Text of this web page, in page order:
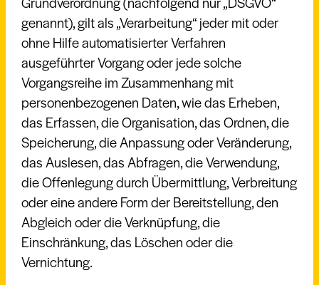
genannt), gilt als „Verarbeitung“ jeder mit oder
ohne Hilfe automatisierter Verfahren
ausgeführter Vorgang oder jede solche
Vorgangsreihe im Zusammenhang mit
personenbezogenen Daten, wie das Erheben,
das Erfassen, die Organisation, das Ordnen, die
Speicherung, die Anpassung oder Veränderung,
das Auslesen, das Abfragen, die Verwendung,
die Offenlegung durch Übermittlung, Verbreitung
oder eine andere Form der Bereitstellung, den
Abgleich oder die Verknüpfung, die
Einschränkung, das Löschen oder die
Vernichtung.